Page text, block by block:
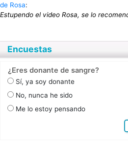
de Rosa:
Estupendo el video Rosa, se lo
Encuestas
¿Eres donante de sangre?
Sí, ya soy donante
No, nunca he sido
Me lo estoy pensando